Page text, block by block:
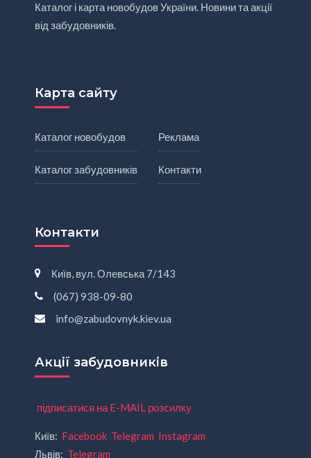
Каталог і карта новобудов України. Новини та акції
від забудовників.
Карта сайту
Каталог новобудов
Каталог забудовників
Реклама
Контакти
Контакти
Київ, вул. Олевська 7/143
(067) 938-09-80
info@zabudovnyk.kiev.ua
Акції забудовників
підписатися на E-MAIL розсилку
Київ: Facebook Telegram Instagram
Львів: Telegram